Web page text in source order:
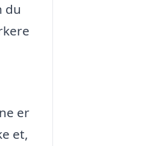
du
er
et,